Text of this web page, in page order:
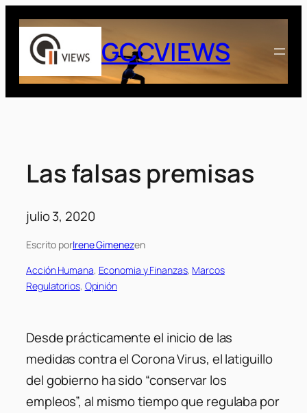
Saltar
contenido
GCCVIEWS
Las falsas premisas
julio 3, 2020
Escrito porIrene Gimenezen
Acción Humana, Economia y Finanzas, Marcos
Regulatorios, Opinión
Desde prácticamente el inicio de las
medidas contra el Corona Virus, el latiguillo
del gobierno ha sido “conservar los
empleos”, al mismo tiempo que regulaba por